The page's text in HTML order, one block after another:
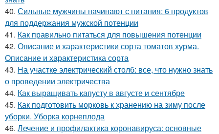
40. Сильные мужчины начинают с питания: 6 продуктов
для поддержания мужской потенции
41. Как правильно питаться для повышения потенции
42. Описание и характеристики сорта томатов хурма.
Описание и характеристика сорта
43. На участке электрический столб: все, что нужно знать
о проведении электричества
44. Как выращивать капусту в августе и сентябре
45. Как подготовить морковь к хранению на зиму после
уборки. Уборка корнеплода
46. Лечение и профилактика коронавируса: основные